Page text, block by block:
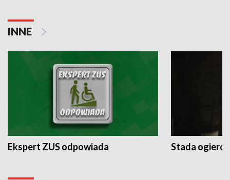
INNE
Ekspert ZUS odpowiada Stada